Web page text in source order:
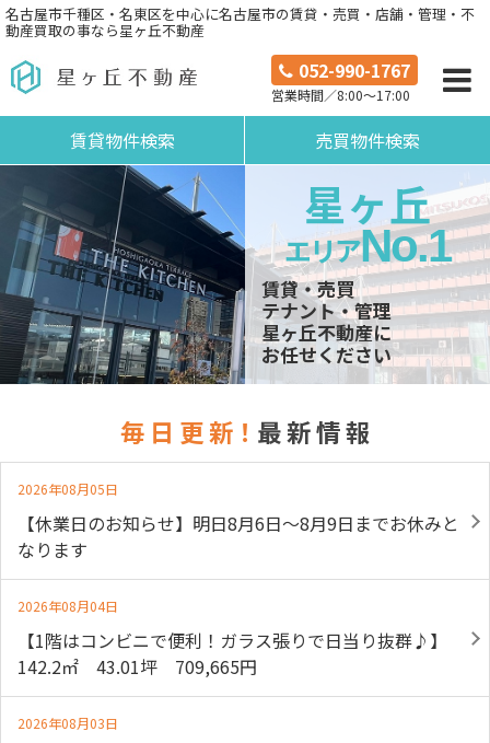
名古屋市千種区・名東区を中心に名古屋市の賃貸・売買・店舗・管理・不
動産買取の事なら星ヶ丘不動産
052-990-1767
営業時間／8:00～17:00
賃貸物件検索 売買物件検索
星ヶ丘
エリアNo.1
賃貸・売買
テナント・管理
星ヶ丘不動産に
お任せください
毎 日 更 新！ 最 新 情 報
2026年08月05日
【休業日のお知らせ】明日8月6日～8月9日までお休みと
なります
2026年08月04日
【1階はコンビニで便利！ガラス張りで日当り抜群♪】
142.2㎡ 43.01坪 709,665円
2026年08月03日